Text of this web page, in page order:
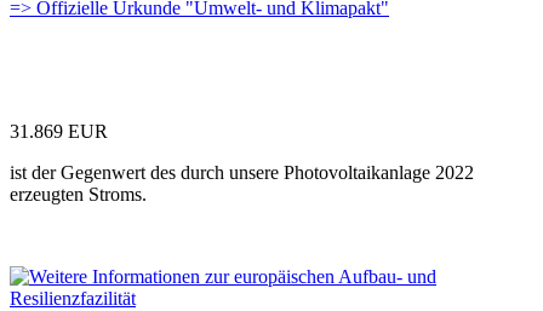
=> Offizielle Urkunde "Umwelt- und Klimapakt"
31.869 EUR
ist der Gegenwert des durch unsere Photovoltaikanlage 2022
erzeugten Stroms.